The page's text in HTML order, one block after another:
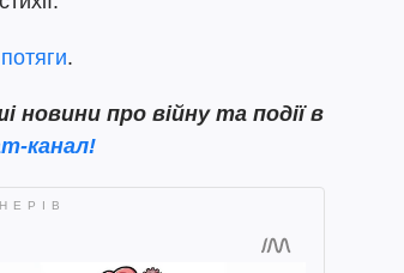
.
про війну та події в
канал!